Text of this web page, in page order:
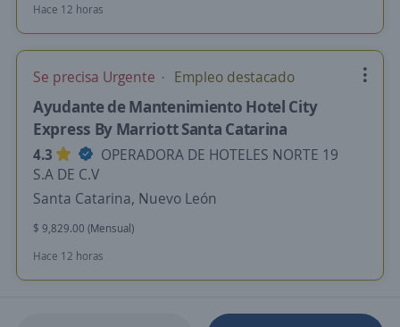
Hace 12 horas
Se precisa Urgente Empleo destacado
Ayudante de Mantenimiento Hotel City
Express By Marriott Santa Catarina
4.3
OPERADORA DE HOTELES NORTE 19
S.A DE C.V
Santa Catarina, Nuevo León
$ 9,829.00 (Mensual)
Hace 12 horas